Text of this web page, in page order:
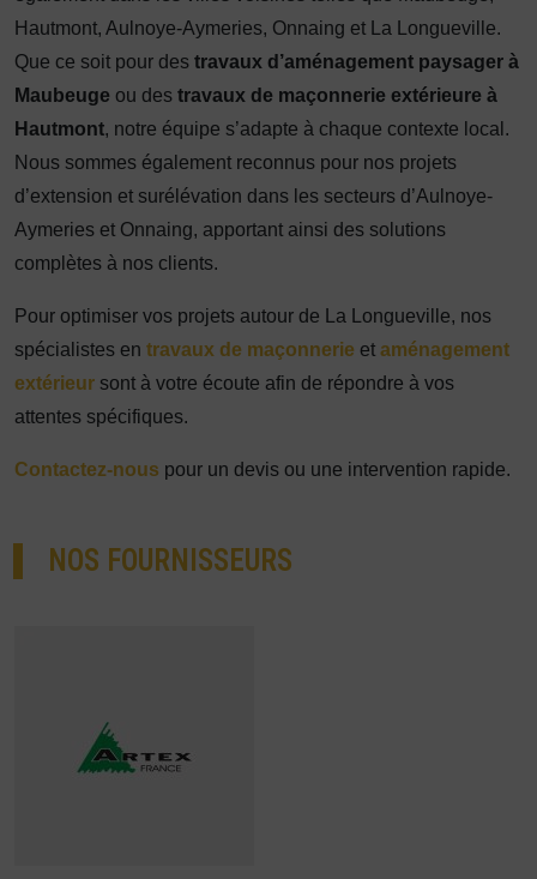
Hautmont, Aulnoye-Aymeries, Onnaing et La Longueville.
Que ce soit pour des travaux d’aménagement paysager à
Maubeuge ou des travaux de maçonnerie extérieure à
Hautmont, notre équipe s’adapte à chaque contexte local.
Nous sommes également reconnus pour nos projets
d’extension et surélévation dans les secteurs d’Aulnoye-
Aymeries et Onnaing, apportant ainsi des solutions
complètes à nos clients.
Pour optimiser vos projets autour de La Longueville, nos
spécialistes en travaux de maçonnerie et aménagement
extérieur sont à votre écoute afin de répondre à vos
attentes spécifiques.
Contactez-nous pour un devis ou une intervention rapide.
NOS FOURNISSEURS